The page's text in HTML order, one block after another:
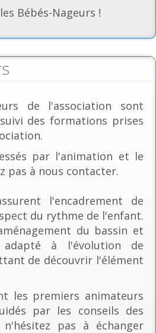
Bébés-Nageurs !
de l'association sont
des formations prises
par l'animation et le
pas à nous contacter.
l'encadrement de
du rythme de l'enfant.
du bassin et
adapté à l'évolution de
de découvrir l'élément
les premiers animateurs
par les conseils des
n'hésitez pas à échanger